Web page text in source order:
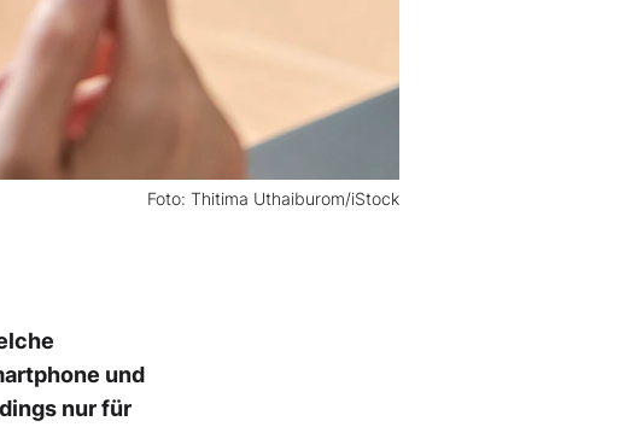
Foto: Thitima Uthaiburom/iStock
und
nur für